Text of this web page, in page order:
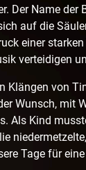
Der Name der
auf die
einer
verteidigen
Klängen von
Wunsch, mit
Als Kind
Tage für